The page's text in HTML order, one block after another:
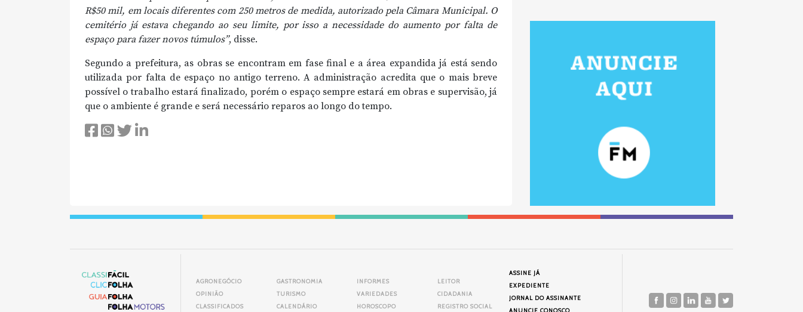
R$50 mil, em locais diferentes com 250 metros de medida, autorizado pela Câmara Municipal. O
cemitério já estava chegando ao seu limite, por isso a necessidade do aumento por falta de
espaço para fazer novos túmulos”, disse.
Segundo a prefeitura, as obras se encontram em fase final e a área expandida já está sendo
utilizada por falta de espaço no antigo terreno. A administração acredita que o mais breve
possível o trabalho estará finalizado, porém o espaço sempre estará em obras e supervisão, já
que o ambiente é grande e será necessário reparos ao longo do tempo.
AGRONEGÓCIO GASTRONOMIA INFORMES
LEITOR
OPINIÃO
TURISMO VARIEDADES
CIDADANIA
CLASSIFICADOS
CALENDÁRIO
HOROSCOPO REGISTRO SOCIAL
ASSINE JÁ
EXPEDIENTE
JORNAL DO ASSINANTE
ANUNCIE CONOSCO